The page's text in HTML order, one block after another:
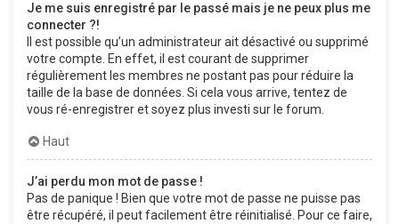
Je me suis enregistré par le passé mais je ne peux plus me
connecter ?!
Il est possible qu’un administrateur ait désactivé ou supprimé
votre compte. En effet, il est courant de supprimer
régulièrement les membres ne postant pas pour réduire la
taille de la base de données. Si cela vous arrive, tentez de
vous ré-enregistrer et soyez plus investi sur le forum.
Haut
J’ai perdu mon mot de passe !
Pas de panique ! Bien que votre mot de passe ne puisse pas
être récupéré, il peut facilement être réinitialisé. Pour ce faire,